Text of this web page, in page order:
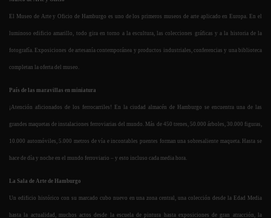
El Museo de Arte y Oficio de Hamburgo es uno de los primeros museos de arte aplicado en Europa. En el
luminoso edificio amarillo, todo gira en torno a la escultura, las colecciones gráficas y a la historia de la
fotografía. Exposiciones de artesanía contemporánea y productos industriales, conferencias y una biblioteca
completan la oferta del museo.
País de las maravillas en miniatura
¡Atención aficionados de los ferrocarriles! En la ciudad almacén de Hamburgo se encuentra una de las
grandes maquetas de instalaciones ferroviarias del mundo. Más de 450 trenes, 50.000 árboles, 30.000 figuras,
10.000 automóviles, 5.000 metros de vía e incontables puentes forman una sobresaliente maqueta. Hasta se
hace de día y noche en el mundo ferroviario – y esto incluso cada media hora.
La Sala de Arte de Hamburgo
Un edificio histórico con su marcado cubo nuevo en una zona central, una colección desde la Edad Media
hasta la actualidad, muchos actos desde la escuela de pintura hasta exposiciones de gran atracción, la